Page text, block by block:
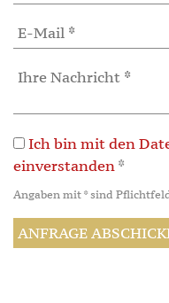
Ich bin mit den
einverstanden*
Angaben mit * sind